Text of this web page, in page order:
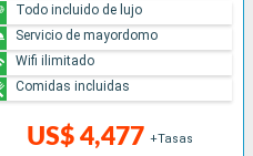
US$ 4,477 +Tasas
Todo incluido de lujo
Servicio de mayordomo
Wifi ilimitado
Comidas incluidas